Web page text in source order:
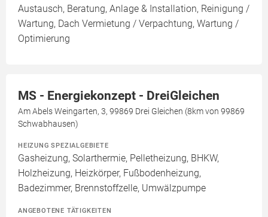
Austausch, Beratung, Anlage & Installation, Reinigung /
Wartung, Dach Vermietung / Verpachtung, Wartung /
Optimierung
MS - Energiekonzept - DreiGleichen
Am Abels Weingarten, 3, 99869 Drei Gleichen (8km von 99869
Schwabhausen)
HEIZUNG SPEZIALGEBIETE
Gasheizung, Solarthermie, Pelletheizung, BHKW,
Holzheizung, Heizkörper, Fußbodenheizung,
Badezimmer, Brennstoffzelle, Umwälzpumpe
ANGEBOTENE TÄTIGKEITEN